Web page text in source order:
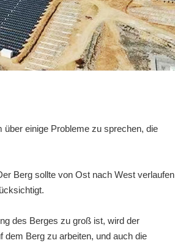
einige Probleme zu sprechen, die
Berg sollte von Ost nach West verlaufen
des Berges zu groß ist, wird der
Berg zu arbeiten, und auch die